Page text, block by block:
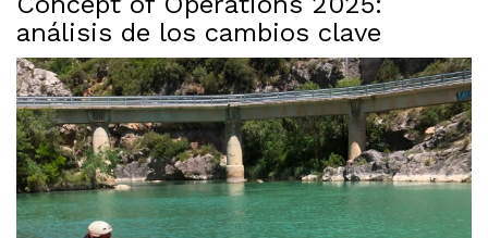
análisis de los cambios clave